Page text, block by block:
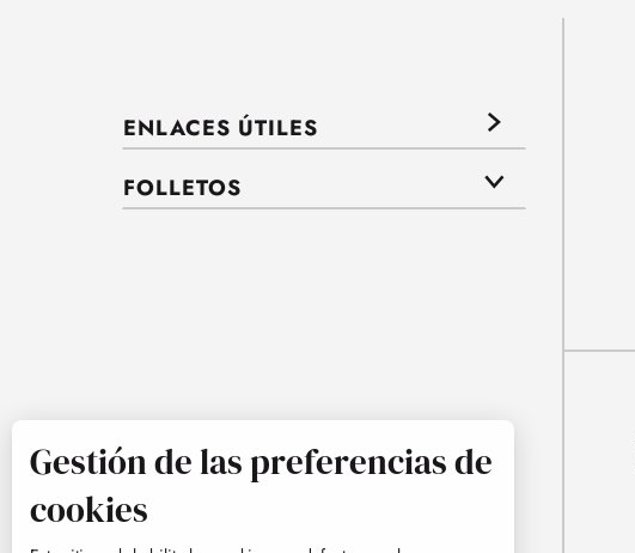
ENLACES ÚTILES
FOLLETOS
Gestión de las preferencias de
cookies